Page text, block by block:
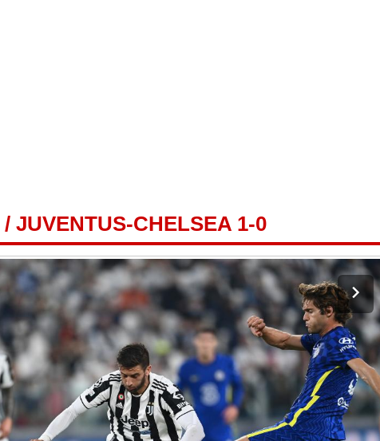
/ JUVENTUS-CHELSEA 1-0